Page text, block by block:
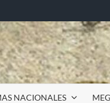
NACIONALES